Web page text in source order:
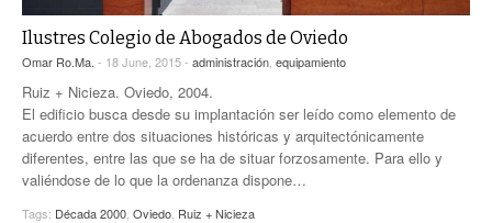
Ilustres Colegio de Abogados de Oviedo
Omar Ro.Ma. - 18 June, 2015 - administración equipamiento
Ruiz + Nicieza. Oviedo, 2004.
El edificio busca desde su implantación ser leído como elemento de
acuerdo entre dos situaciones históricas y arquitectónicamente
diferentes, entre las que se ha de situar forzosamente. Para ello y
valiéndose de lo que la ordenanza dispone…
Tags: Década 2000 Oviedo Ruiz + Nicieza